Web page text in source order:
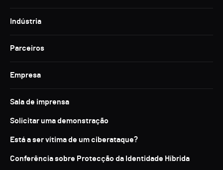
Indústria
Parceiros
Empresa
Sala de imprensa
Solicitar uma demonstração
Está a ser vítima de um ciberataque?
Conferência sobre Protecção da Identidade Híbrida